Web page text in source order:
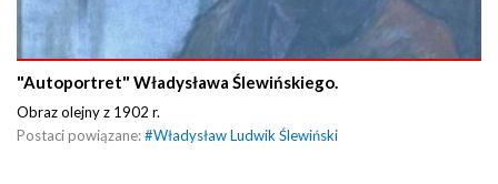
"Autoportret" Władysława Ślewińskiego.
Obraz olejny z 1902 r.
Postaci powiązane:#Władysław Ludwik Ślewiński